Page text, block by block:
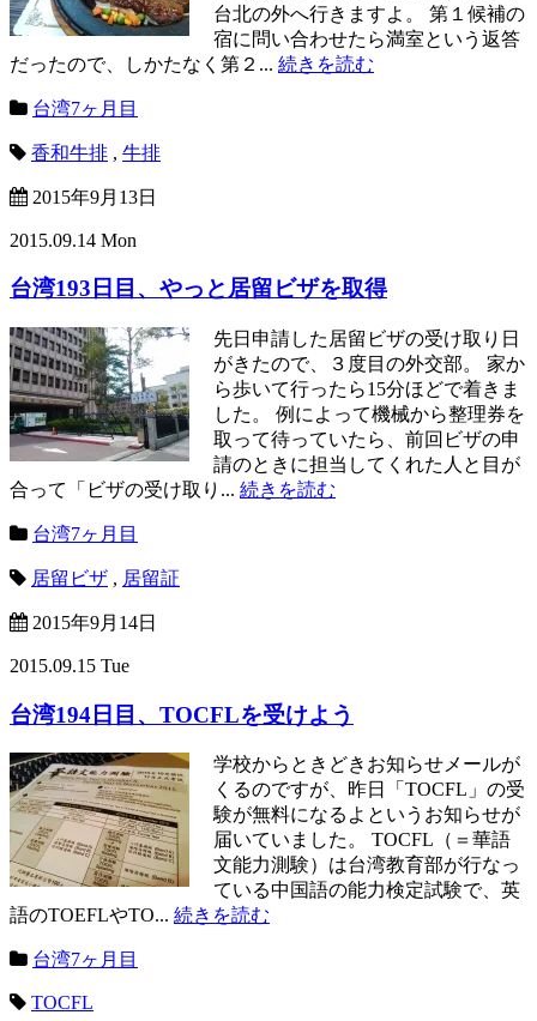
台北の外へ行きますよ。 第１候補の
宿に問い合わせたら満室という返答
だったので、しかたなく第２... 続きを読む
台湾7ヶ月目
香和牛排 , 牛排
2015年9月13日
2015.09.14 Mon
台湾193日目、やっと居留ビザを取得
先日申請した居留ビザの受け取り日
がきたので、３度目の外交部。 家か
ら歩いて行ったら15分ほどで着きま
した。 例によって機械から整理券を
取って待っていたら、前回ビザの申
請のときに担当してくれた人と目が
合って「ビザの受け取り... 続きを読む
台湾7ヶ月目
居留ビザ , 居留証
2015年9月14日
2015.09.15 Tue
台湾194日目、TOCFLを受けよう
学校からときどきお知らせメールが
くるのですが、昨日「TOCFL」の受
験が無料になるよというお知らせが
届いていました。 TOCFL（＝華語
文能力測験）は台湾教育部が行なっ
ている中国語の能力検定試験で、英
語のTOEFLやTO... 続きを読む
台湾7ヶ月目
TOCFL